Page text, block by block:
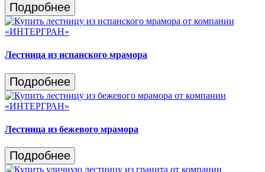
Подробнее
Лестница из испанского мрамора
Подробнее
Лестница из бежевого мрамора
Подробнее